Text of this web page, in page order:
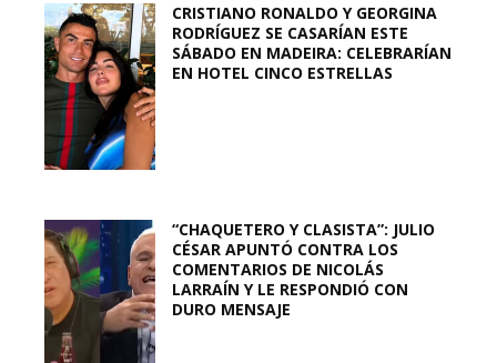
CRISTIANO RONALDO Y GEORGINA
RODRÍGUEZ SE CASARÍAN ESTE
SÁBADO EN MADEIRA: CELEBRARÍAN
EN HOTEL CINCO ESTRELLAS
“CHAQUETERO Y CLASISTA”: JULIO
CÉSAR APUNTÓ CONTRA LOS
COMENTARIOS DE NICOLÁS
LARRAÍN Y LE RESPONDIÓ CON
DURO MENSAJE